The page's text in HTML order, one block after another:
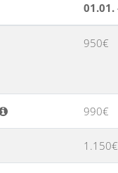
01.01.
950€
990€
1.150€